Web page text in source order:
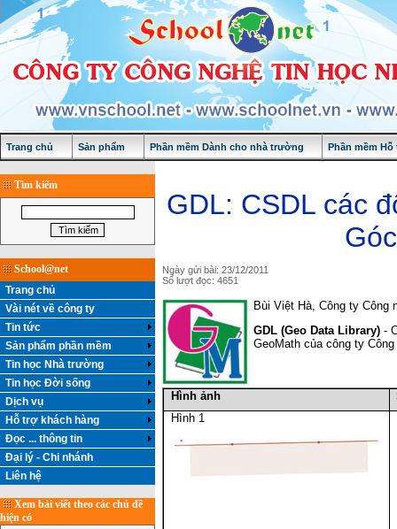
Trang chủ Sản phẩm Phần mềm Dành cho nhà trường Phần mềm
Tìm kiếm
School@net
Trang chủ
Vài nét về công ty
Tin tức
Sản phẩm phần mềm
Tin học Nhà trường
Tin học Đời sống
Dịch vụ
Hỗ trợ khách hàng
Đọc ... thông tin
Đại lý - Chi nhánh
Liên hệ
Xem bài viết theo các chủ đề
hiện có
GDL: CSDL các
Ngày gửi bài: 23/12/2011
Số lượt đọc: 4651
Bùi Việt Hà, Công ty Công
GDL (Geo Data Library) -
GeoMath của công ty
Hình ảnh
Hình 1